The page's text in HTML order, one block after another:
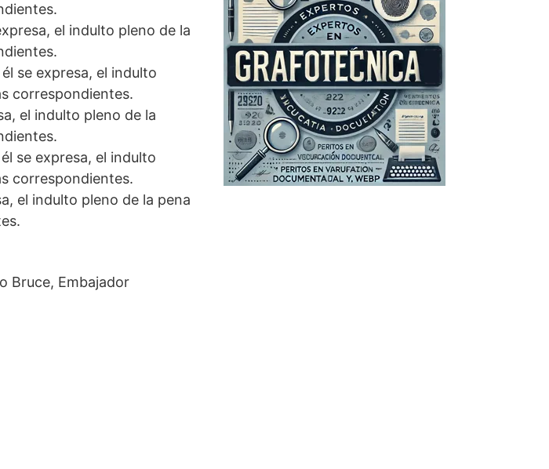
el indulto pleno de la
se expresa, el indulto
correspondientes.
el indulto pleno de la
se expresa, el indulto
correspondientes.
el indulto pleno de la pena
Bruce, Embajador